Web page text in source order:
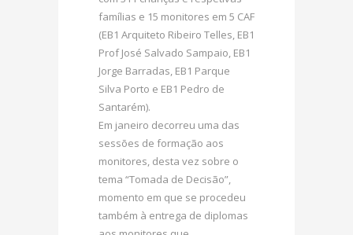
famílias e 15 monitores em 5 CAF
(EB1 Arquiteto Ribeiro Telles, EB1
Prof José Salvado Sampaio, EB1
Jorge Barradas, EB1 Parque
Silva Porto e EB1 Pedro de
Santarém).
Em janeiro decorreu uma das
sessões de formação aos
monitores, desta vez sobre o
tema “Tomada de Decisão”,
momento em que se procedeu
também à entrega de diplomas